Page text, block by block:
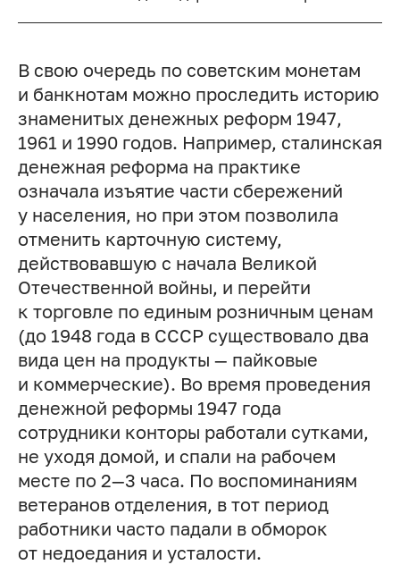
В свою очередь по советским монетам
и банкнотам можно проследить историю
знаменитых денежных реформ 1947,
1961 и 1990 годов. Например, сталинская
денежная реформа на практике
означала изъятие части сбережений
у населения, но при этом позволила
отменить карточную систему,
действовавшую с начала Великой
Отечественной войны, и перейти
к торговле по единым розничным ценам
(до 1948 года в СССР существовало два
вида цен на продукты — пайковые
и коммерческие). Во время проведения
денежной реформы 1947 года
сотрудники конторы работали сутками,
не уходя домой, и спали на рабочем
месте по 2—3 часа. По воспоминаниям
ветеранов отделения, в тот период
работники часто падали в обморок
от недоедания и усталости.